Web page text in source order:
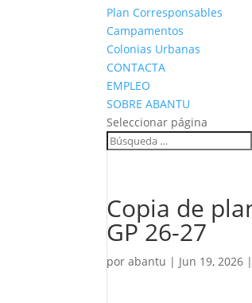
Plan Corresponsables
Campamentos
Colonias Urbanas
CONTACTA
EMPLEO
SOBRE ABANTU
Seleccionar página
Copia de
GP 26-27
porabantu | Jun 19, 2026